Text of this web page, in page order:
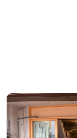
岐阜C邸
岐阜県 シェアハウス
【商店街で暮らす】